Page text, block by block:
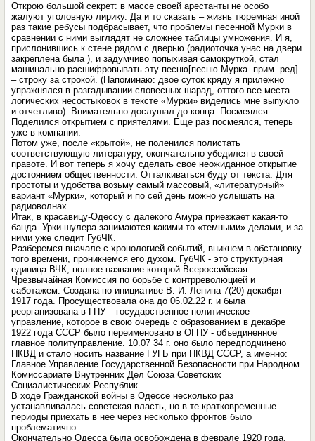
Открою большой секрет: в массе своей арестанты не особо
жалуют уголовную лирику. Да и то сказать – жизнь тюремная иной
раз такие ребусы подбрасывает, что проблемы песенной Мурки в
сравнении с ними выглядят не сложнее таблицы умножения. И я,
прислонившись к стене рядом с дверью (радиоточка унас на двери
закреплена была ), и задумчиво попыхивая самокруткой, стал
машинально расшифровывать эту песню[песню Мурка- прим. ред]
– строку за строкой. (Напоминаю: двое суток кряду я прилежно
упражнялся в разгадывании словесных шарад, оттого все места
логических несостыковок в тексте «Мурки» виделись мне выпукло
и отчетливо). Внимательно дослушал до конца. Посмеялся.
Поделился открытием с приятелями. Еще раз посмеялся, теперь
уже в компании.
Потом уже, после «крытой», не поленился полистать
соответствующую литературу, окончательно убедился в своей
правоте. И вот теперь я хочу сделать свое неожиданное открытие
достоянием общественности. Отталкиваться буду от текста. Для
простоты и удобства возьму самый массовый, «литературный»
вариант «Мурки», который и по сей день можно услышать на
радиоволнах.
Итак, в красавицу-Одессу с далекого Амура приезжает какая-то
банда. Урки-шулера занимаются какими-то «темными» делами, и за
ними уже следит ГубЧК.
Разберемся вначале с хронологией событий, вникнем в обстановку
того времени, проникнемся его духом. ГубЧК - это структурная
единица ВЧК, полное название которой Всероссийская
Чрезвычайная Комиссия по борьбе с контрреволюцией и
саботажем. Создана по инициативе В. И. Ленина 7(20) декабря
1917 года. Просуществовала она до 06.02.22 г. и была
реорганизована в ГПУ – государственное политическое
управление, которое в свою очередь с образованием в декабре
1922 года СССР было переименовано в ОГПУ - объединенное
главное политуправление. 10.07 34 г. оно было передподчинено
НКВД и стало носить название ГУГБ при НКВД СССР, а именно:
Главное Управление Государственной Безопасности при Народном
Комиссариате Внутренних Дел Союза Советских
Социалистических Республик.
В ходе Гражданской войны в Одессе несколько раз
устанавливалась советская власть, но в те кратковременные
периоды приехать в нее через несколько фронтов было
проблематично.
Окончательно Одесса была освобождена в феврале 1920 года,